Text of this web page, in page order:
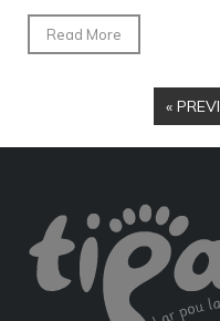
Read More
«